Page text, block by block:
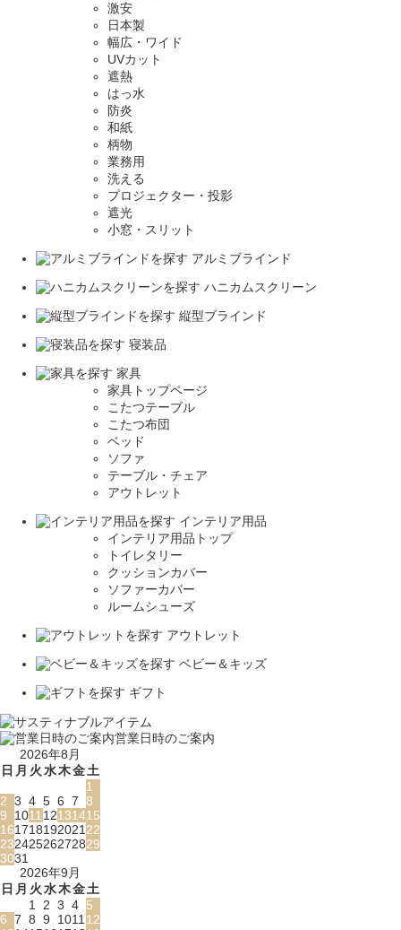
激安
日本製
幅広・ワイド
UVカット
遮熱
はっ水
防炎
和紙
柄物
業務用
洗える
プロジェクター・投影
遮光
小窓・スリット
アルミブラインド
ハニカムスクリーン
縦型ブラインド
寝装品
家具
家具トップページ
こたつテーブル
こたつ布団
ベッド
ソファ
テーブル・チェア
アウトレット
インテリア用品
インテリア用品トップ
トイレタリー
クッションカバー
ソファーカバー
ルームシューズ
アウトレット
ベビー＆キッズ
ギフト
営業日時のご案内
2026年8月
日 月 火水木金土
1
2 3 4 5 6 7 8
9
101112131415
16171819202122
23242526272829
3031
2026年9月
日 月 火水木金土
1 2 3 4 5
6 7 8 9 101112